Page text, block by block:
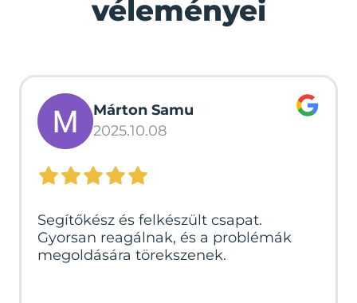
véleményei
Márton Samu
2025.10.08
Segítőkész és felkészült csapat.
Gyorsan reagálnak, és a problémák
megoldására törekszenek.